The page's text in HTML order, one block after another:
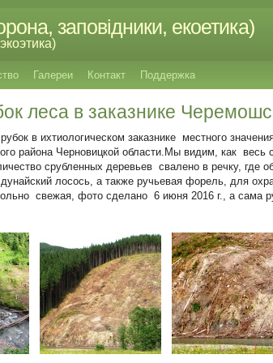
заповідники, екоетика)
Галереи Контакт Поддержка
леса в заказнике
в ихтиологическом заказнике местного
района Черновицкой области.Мы видим, как весь
срубленных деревьев свалено в речку, где
лосось, а также ручьевая форель, для
свежая, фото сделано 6 июня 2016 г., а сама